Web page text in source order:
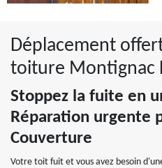
Déplacement
toiture Montignac
Stoppez la fuite en
Réparation urgente
Couverture
Votre toit fuit et vous avez besoin